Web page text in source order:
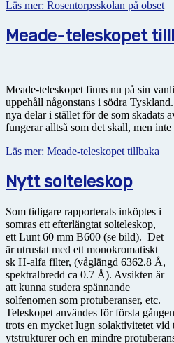
Läs mer: Rosentorpsskolan på obset
Meade-teleskopet
Meade-teleskopet finns nu på sin
uppehåll någonstans i södra
nya delar i stället för de som skadats
fungerar alltså som det skall, men
Läs mer: Meade-teleskopet tillbaka
Nytt solteleskop
Som tidigare rapporterats inköptes i
somras ett efterlängtat solteleskop,
ett Lunt 60 mm B600 (se bild). Det
är utrustat med ett monokromatiskt
sk H-alfa filter, (våglängd 6362.8 Å,
spektralbredd ca 0.7 Å). Avsikten är
att kunna studera spännande
solfenomen som protuberanser, etc.
Teleskopet användes för första
trots en mycket lugn solaktivitetet
ytstrukturer och en mindre